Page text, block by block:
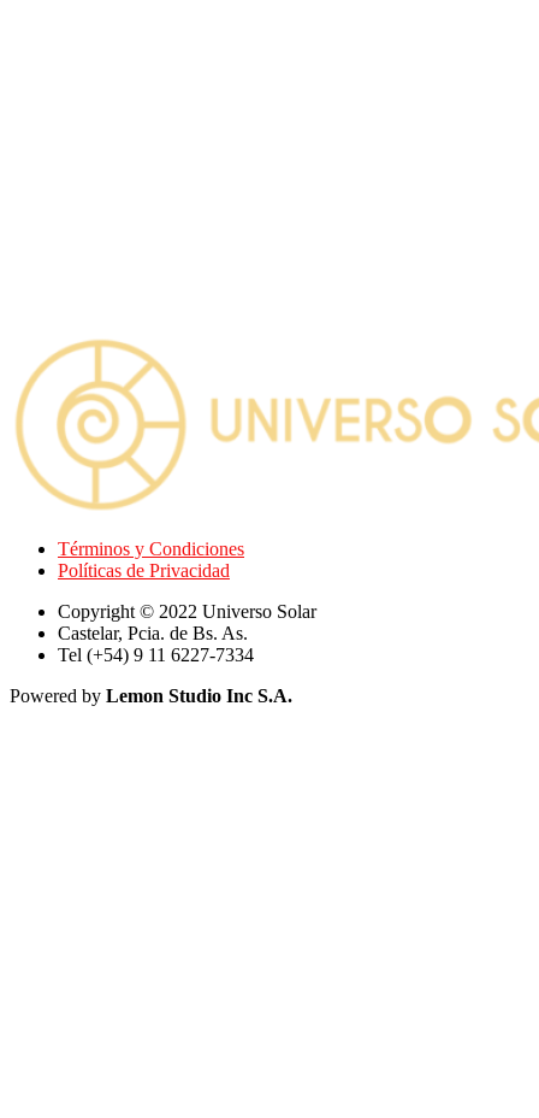
Términos y Condiciones
Políticas de Privacidad
Copyright © 2022 Universo Solar
Castelar, Pcia. de Bs. As.
Tel (+54) 9 11 6227-7334
Powered by Lemon Studio Inc S.A.